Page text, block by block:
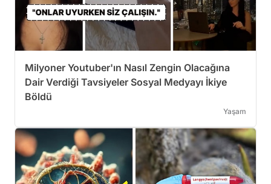
Milyoner Youtuber'ın Nasıl Zengin Olacağına
Dair Verdiği Tavsiyeler Sosyal Medyayı İkiye
Böldü
Yaşam